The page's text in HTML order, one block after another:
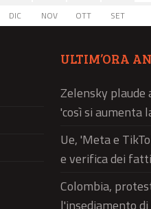
DIC NOV OTT SET
ULTIM’ORA
Zelensky plaude
'così si aumenta
Ue, 'Meta e
e verifica dei
Colombia,
l'insediamento